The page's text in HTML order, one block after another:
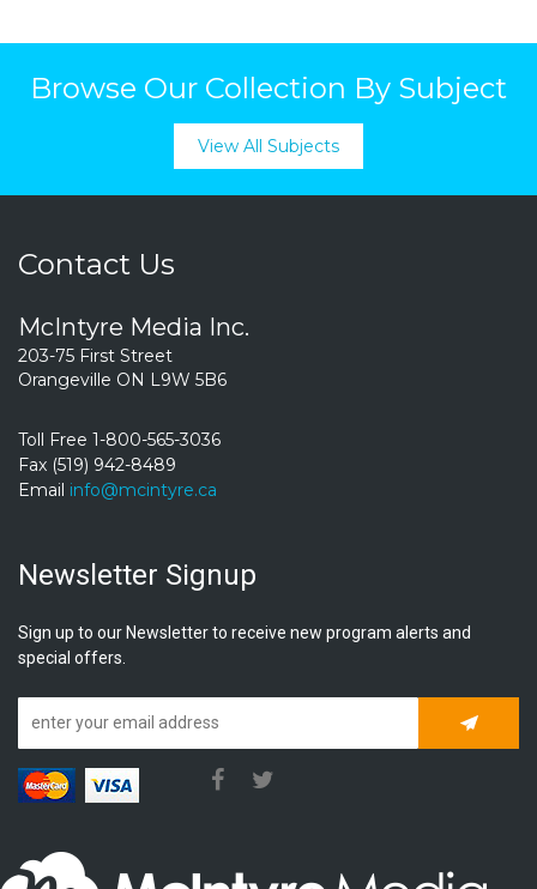
Browse Our Collection By Subject
View All Subjects
Contact Us
McIntyre Media Inc.
203-75 First Street
Orangeville ON L9W 5B6
Toll Free 1-800-565-3036
Fax (519) 942-8489
Email info@mcintyre.ca
Newsletter Signup
Sign up to our Newsletter to receive new program alerts and
special offers.